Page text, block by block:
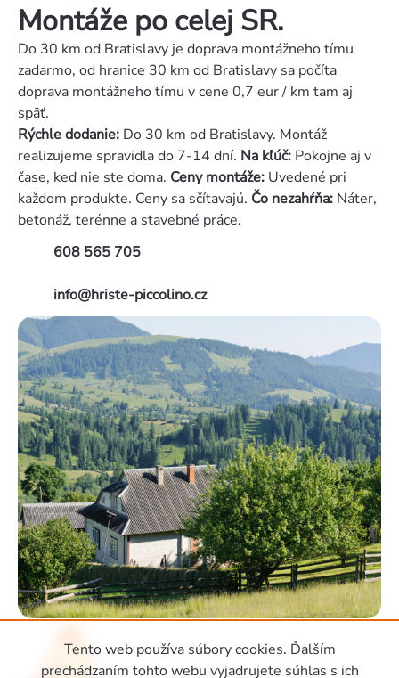
Tento web používa súbory cookies. Ďalším
prechádzaním tohto webu vyjadrujete súhlas s ich
Montáže po celej SR.
Do 30 km od Bratislavy je doprava montážneho tímu
zadarmo, od hranice 30 km od Bratislavy sa počíta
doprava montážneho tímu v cene 0,7 eur / km tam aj
späť.
Rýchle dodanie: Do 30 km od Bratislavy. Montáž
realizujeme spravidla do 7-14 dní. Na kľúč: Pokojne aj v
čase, keď nie ste doma. Ceny montáže: Uvedené pri
každom produkte. Ceny sa sčítavajú. Čo nezahŕňa: Náter,
betonáž, terénne a stavebné práce.
608 565 705
info@hriste-piccolino.cz